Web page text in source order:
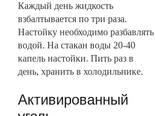
Каждый день жидкость
взбалтывается по три раза.
Настойку необходимо разбавлять
водой. На стакан воды 20-40
капель настойки. Пить раз в
день, хранить в холодильнике.
Активированный